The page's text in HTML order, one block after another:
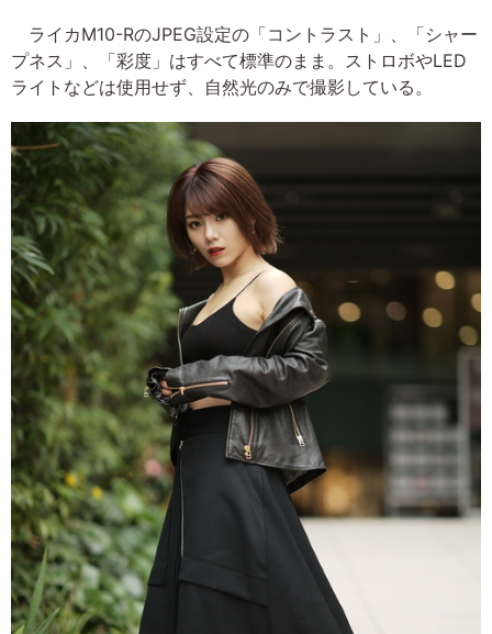
ライカM10-RのJPEG設定の「コントラスト」、「シャー
プネス」、「彩度」はすべて標準のまま。ストロボやLED
ライトなどは使用せず、自然光のみで撮影している。